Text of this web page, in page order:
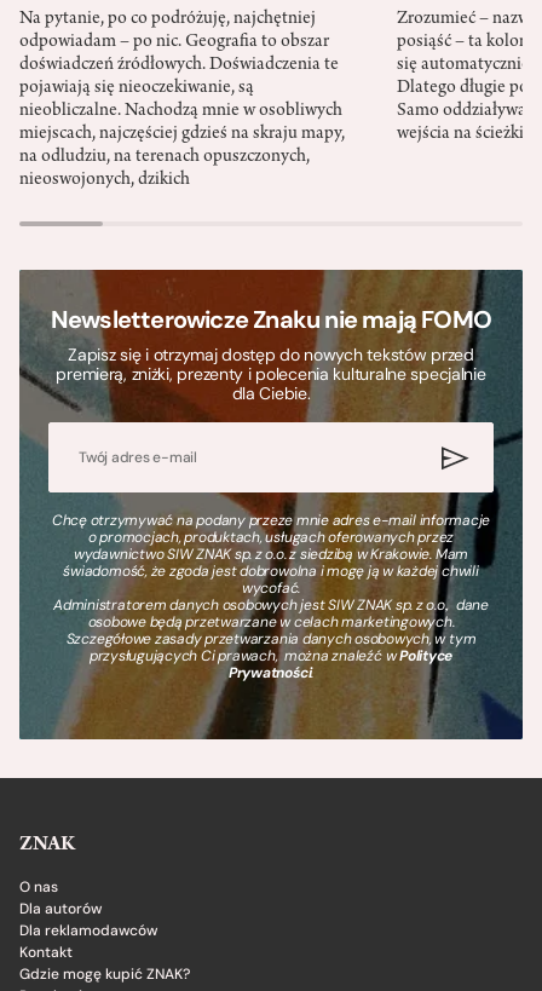
Na pytanie, po co podróżuję, najchętniej
odpowiadam – po nic. Geografia to obszar
doświadczeń źródłowych. Doświadczenia te
pojawiają się nieoczekiwanie, są
nieobliczalne. Nachodzą mnie w osobliwych
miejscach, najczęściej gdzieś na skraju mapy,
na odludziu, na terenach opuszczonych,
nieoswojonych, dzikich
Zrozumieć –
posiąść – ta
się automatycznie,
Dlatego długie
Samo
wejścia na ścieżki
Newsletterowicze Znaku nie mają FOMO
Zapisz się i otrzymaj dostęp do nowych tekstów przed
premierą, zniżki, prezenty i polecenia kulturalne specjalnie
dla Ciebie.
Chcę otrzymywać na podany przeze mnie adres e-mail informacje
o promocjach, produktach, usługach oferowanych przez
wydawnictwo SIW ZNAK sp. z o.o. z siedzibą w Krakowie. Mam
świadomość, że zgoda jest dobrowolna i mogę ją w każdej chwili
wycofać.
Administratorem danych osobowych jest SIW ZNAK sp. z o.o., dane
osobowe będą przetwarzane w celach marketingowych.
Szczegółowe zasady przetwarzania danych osobowych, w tym
przysługujących Ci prawach, można znaleźć wPolityce
Prywatności.
ZNAK
O nas
Dla autorów
Dla reklamodawców
Kontakt
Gdzie mogę kupić ZNAK?